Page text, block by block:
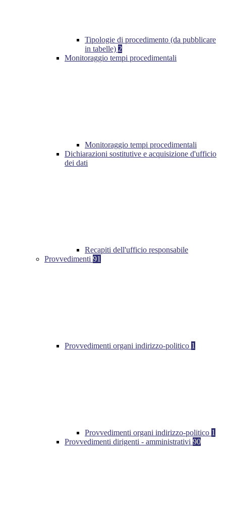
Tipologie di procedimento (da pubblicare
in tabelle) 2
Monitoraggio tempi procedimentali
Monitoraggio tempi procedimentali
Dichiarazioni sostitutive e acquisizione d'ufficio
dei dati
Recapiti dell'ufficio responsabile
Provvedimenti 91
Provvedimenti organi indirizzo-politico 1
Provvedimenti organi indirizzo-politico 1
Provvedimenti dirigenti - amministrativi 90